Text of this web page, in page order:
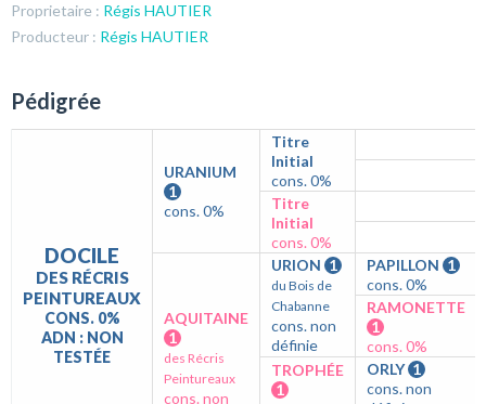
Proprietaire : Régis HAUTIER
Producteur : Régis HAUTIER
Pédigrée
DOCILE
DES RÉCRIS
PEINTUREAUX
CONS. 0%
ADN : NON
TESTÉE
URANIUM
1
cons. 0%
Titre
Initial
cons. 0%
Titre
Initial
cons. 0%
AQUITAINE
1
des Récris
Peintureaux
cons. non
URION 1
du Bois de
Chabanne
cons. non
définie
PAPILLON 1
cons. 0%
RAMONETTE
1
cons. 0%
TROPHÉE
1
ORLY 1
cons. non